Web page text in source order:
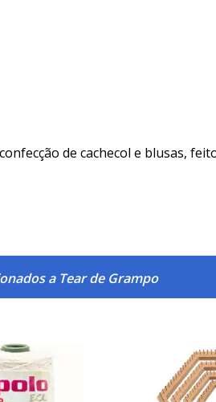
de cachecol e blusas,
a Tear de Grampo